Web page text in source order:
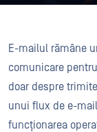
E-mailul rămâne
comunicare
doar despre
unui flux de e-
funcționarea